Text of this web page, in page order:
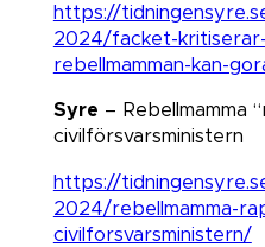
https://
2024/facket-
rebellmamman-kan-
Syre – Rebellmamma
civilförsvarsministern​​​​​​​
https://
2024/rebellmamma-
civilforsvarsministern/